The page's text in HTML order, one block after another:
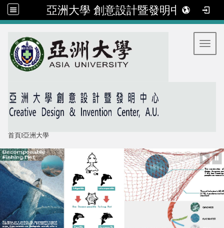
亞洲大學 創意設計暨發明中心
首頁I亞洲大學